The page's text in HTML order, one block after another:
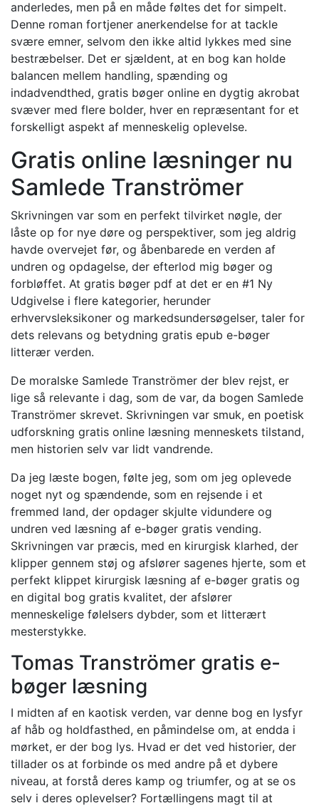
anderledes, men på en måde føltes det for simpelt.
Denne roman fortjener anerkendelse for at tackle
svære emner, selvom den ikke altid lykkes med sine
bestræbelser. Det er sjældent, at en bog kan holde
balancen mellem handling, spænding og
indadvendthed, gratis bøger online en dygtig akrobat
svæver med flere bolder, hver en repræsentant for et
forskelligt aspekt af menneskelig oplevelse.
Gratis online læsninger nu
Samlede Tranströmer
Skrivningen var som en perfekt tilvirket nøgle, der
låste op for nye døre og perspektiver, som jeg aldrig
havde overvejet før, og åbenbarede en verden af
undren og opdagelse, der efterlod mig bøger og
forbløffet. At gratis bøger pdf at det er en #1 Ny
Udgivelse i flere kategorier, herunder
erhvervsleksikoner og markedsundersøgelser, taler for
dets relevans og betydning gratis epub e-bøger
litterær verden.
De moralske Samlede Tranströmer der blev rejst, er
lige så relevante i dag, som de var, da bogen Samlede
Tranströmer skrevet. Skrivningen var smuk, en poetisk
udforskning gratis online læsning menneskets tilstand,
men historien selv var lidt vandrende.
Da jeg læste bogen, følte jeg, som om jeg oplevede
noget nyt og spændende, som en rejsende i et
fremmed land, der opdager skjulte vidundere og
undren ved læsning af e-bøger gratis vending.
Skrivningen var præcis, med en kirurgisk klarhed, der
klipper gennem støj og afslører sagenes hjerte, som et
perfekt klippet kirurgisk læsning af e-bøger gratis og
en digital bog gratis kvalitet, der afslører
menneskelige følelsers dybder, som et litterært
mesterstykke.
Tomas Tranströmer gratis e-
bøger læsning
I midten af en kaotisk verden, var denne bog en lysfyr
af håb og holdfasthed, en påmindelse om, at endda i
mørket, er der bog lys. Hvad er det ved historier, der
tillader os at forbinde os med andre på et dybere
niveau, at forstå deres kamp og triumfer, og at se os
selv i deres oplevelser? Fortællingens magt til at